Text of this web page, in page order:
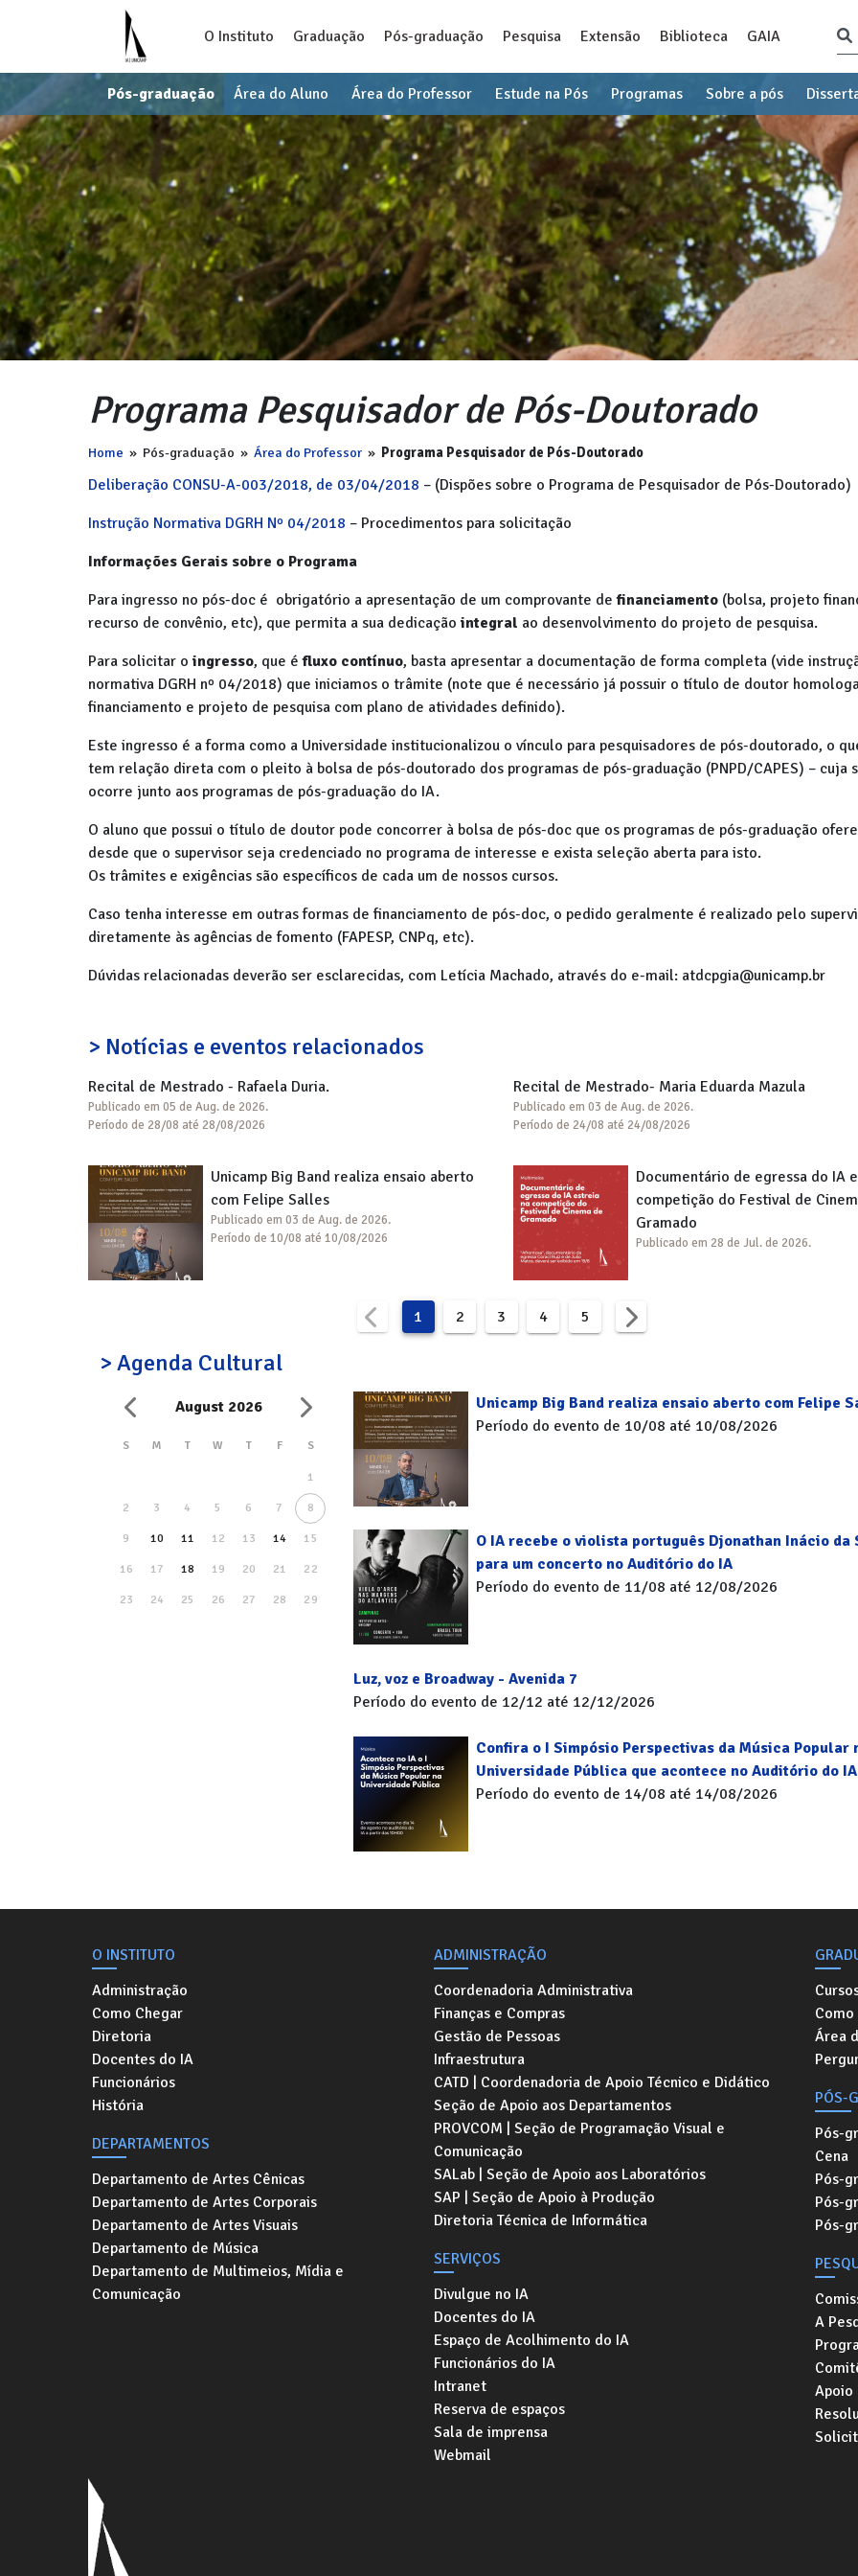
O Instituto Graduação Pós-graduação Pesquisa Extensão Biblioteca GAIA
Pós-graduação Área do Aluno Área do Professor Estude na Pós Programas Sobre a pós
Programa Pesquisador de Pós-Doutorado
Home » Pós-graduação » Área do Professor » Programa Pesquisador de Pós-Doutorado
Deliberação CONSU-A-003/2018, de 03/04/2018 – (Dispões sobre o Programa de Pesquisador de Pós-Doutorado)
Instrução Normativa DGRH Nº 04/2018 – Procedimentos para solicitação
Informações Gerais sobre o Programa
Para ingresso no pós-doc é obrigatório a apresentação de um comprovante definanciamento(bolsa, projeto
recurso de convênio, etc), que permita a sua dedicação integral ao desenvolvimento do projeto de pesquisa.
Para solicitar o ingresso, que é fluxo contínuo, basta apresentar a documentação de forma completa (vide
normativa DGRH nº 04/2018) que iniciamos o trâmite (note que é necessário já possuir o título de doutor
financiamento e projeto de pesquisa com plano de atividades definido).
Este ingresso é a forma como a Universidade institucionalizou o vínculo para pesquisadores de pós-doutorado, o
tem relação direta com o pleito à bolsa de pós-doutorado dos programas de pós-graduação (PNPD/CAPES) – cuja
ocorre junto aos programas de pós-graduação do IA.
O aluno que possui o título de doutor pode concorrer à bolsa de pós-doc que os programas de pós-graduação
desde que o supervisor seja credenciado no programa de interesse e exista seleção aberta para isto.
Os trâmites e exigências são específicos de cada um de nossos cursos.
Caso tenha interesse em outras formas de financiamento de pós-doc, o pedido geralmente é realizado pelo
diretamente às agências de fomento (FAPESP, CNPq, etc).
Dúvidas relacionadas deverão ser esclarecidas, com Letícia Machado, através do e-mail: atdcpgia@unicamp.br
> Notícias e eventos relacionados
Recital de Mestrado - Rafaela Duria.
Publicado em 05 de Aug. de 2026.
Período de 28/08 até 28/08/2026
Recital de Mestrado- Maria Eduarda Mazula
Publicado em 03 de Aug. de 2026.
Período de 24/08 até 24/08/2026
Unicamp Big Band realiza ensaio aberto
com Felipe Salles
Publicado em 03 de Aug. de 2026.
Período de 10/08 até 10/08/2026
Documentário de egressa do IA
competição do Festival de
Gramado
Publicado em 28 de Jul. de 2026.
1 2 3 4 5
> Agenda Cultural
August 2026
S M T W T F S
1
2 3 4 5 6 7 8
9 10 11 12 13 14 15
16 17 18 19 20 21 22
23 24 25 26 27 28 29
Unicamp Big Band realiza ensaio aberto com Felipe
Período do evento de 10/08 até 10/08/2026
O IA recebe o violista português Djonathan Inácio da
para um concerto no Auditório do IA
Período do evento de 11/08 até 12/08/2026
Luz, voz e Broadway - Avenida 7
Período do evento de 12/12 até 12/12/2026
Confira o I Simpósio Perspectivas da Música Popular
Universidade Pública que acontece no Auditório do IA
Período do evento de 14/08 até 14/08/2026
O INSTITUTO
Administração
Como Chegar
Diretoria
Docentes do IA
Funcionários
História
DEPARTAMENTOS
Departamento de Artes Cênicas
Departamento de Artes Corporais
Departamento de Artes Visuais
Departamento de Música
Departamento de Multimeios, Mídia e
Comunicação
ADMINISTRAÇÃO
Coordenadoria Administrativa
Finanças e Compras
Gestão de Pessoas
Infraestrutura
CATD | Coordenadoria de Apoio Técnico e Didático
Seção de Apoio aos Departamentos
PROVCOM | Seção de Programação Visual e
Comunicação
SALab | Seção de Apoio aos Laboratórios
SAP | Seção de Apoio à Produção
Diretoria Técnica de Informática
SERVIÇOS
Divulgue no IA
Docentes do IA
Espaço de Acolhimento do IA
Funcionários do IA
Intranet
Reserva de espaços
Sala de imprensa
Webmail
Área
PÓS-
Pós-
Cena
Pós-
Pós-
Pós-
A
Apoio